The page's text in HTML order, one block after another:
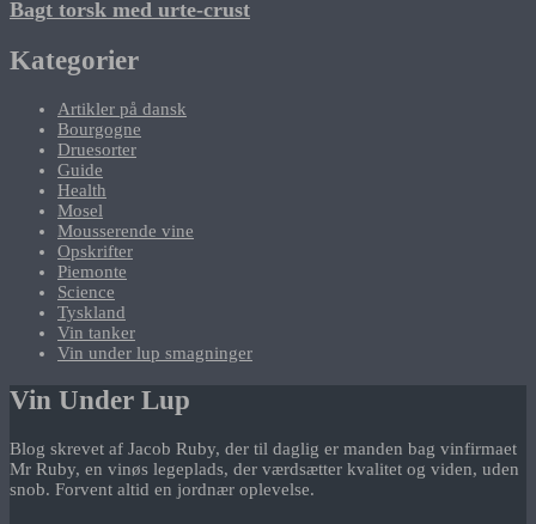
Bagt torsk med urte-crust
Kategorier
Artikler på dansk
Bourgogne
Druesorter
Guide
Health
Mosel
Mousserende vine
Opskrifter
Piemonte
Science
Tyskland
Vin tanker
Vin under lup smagninger
Vin Under Lup
Blog skrevet af Jacob Ruby, der til daglig er manden bag vinfirmaet
Mr Ruby, en vinøs legeplads, der værdsætter kvalitet og viden, uden
snob. Forvent altid en jordnær oplevelse.